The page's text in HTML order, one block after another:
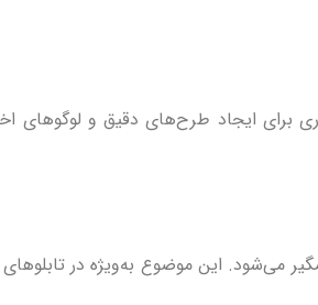
برای ایجاد طرح‌های دقیق و لوگوهای
می‌شود. این موضوع به‌ویژه در تابلوهای